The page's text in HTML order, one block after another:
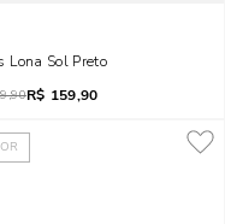
Lona Sol Preto
R$ 159,90